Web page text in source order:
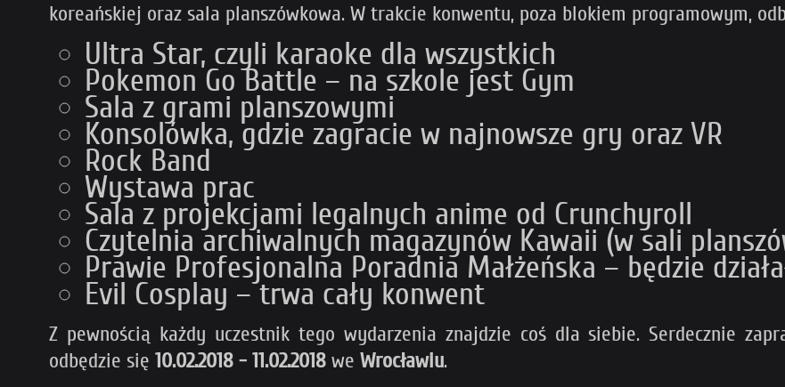
koreańskiej oraz sala planszówkowa. W trakcie konwentu, poza blokiem programowym,
Ultra Star, czyli karaoke dla wszystkich
Pokemon Go Battle – na szkole jest Gym
Sala z grami planszowymi
Konsolówka, gdzie zagracie w najnowsze gry oraz VR
Rock Band
Wystawa prac
Sala z projekcjami legalnych anime od Crunchyroll
Czytelnia archiwalnych magazynów Kawaii (w sali
Prawie Profesjonalna Poradnia Małżeńska – będzie
Evil Cosplay – trwa cały konwent
Z pewnością każdy uczestnik tego wydarzenia znajdzie coś dla siebie. Serdecznie
odbędzie się 10.02.2018 - 11.02.2018 we Wrocławiu.